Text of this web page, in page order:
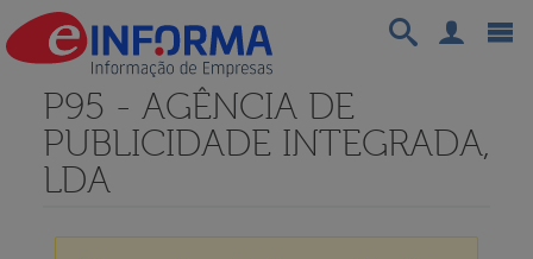
P95 - AGÊNCIA DE
PUBLICIDADE INTEGRADA,
LDA